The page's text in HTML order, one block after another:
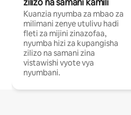
Kuanzia nyumba za mbao za
milimani zenye utulivu hadi
fleti za mijini zinazofaa,
nyumba hizi za kupangisha
zilizo na samani zina
vistawishi vyote vya
nyumbani.